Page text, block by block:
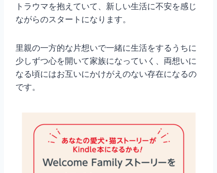
トラウマを抱えていて、新しい生活に不安を感じ
ながらのスタートになります。
里親の一方的な片想いで一緒に生活をするうちに
少しずつ心を開いて家族になっていく、両想いに
なる頃にはお互いにかけがえのない存在になるの
です。